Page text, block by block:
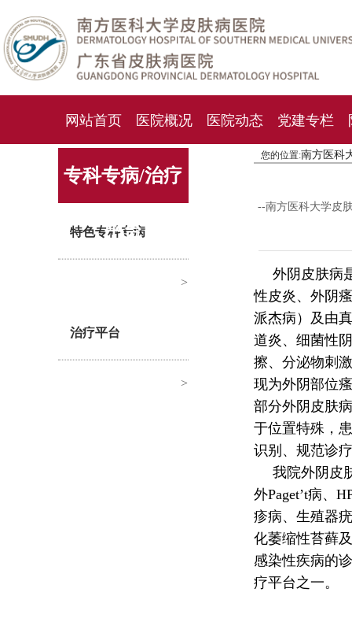
网站首页 医院概况 医院动态 党建专栏
化妆品检测中心 期刊杂志 就诊指南 人才
专科专病/治疗
平台
特色专科专病
>
治疗平台
>
您的位置:南方医科
--南方医科大学皮
外阴皮肤病
性皮炎、外阴
派杰病）及由
道炎、细菌性
擦、分泌物刺
现为外阴部位
部分外阴皮肤
于位置特殊，
识别、规范诊
我院外阴皮
外Paget’t病、
疹病、生殖器
化萎缩性苔藓
感染性疾病的
疗平台之一。